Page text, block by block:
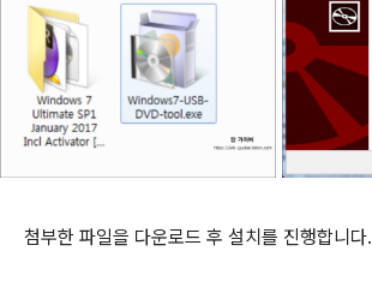
첨부한 파일을 다운로드 후 설치를 진행합니다.